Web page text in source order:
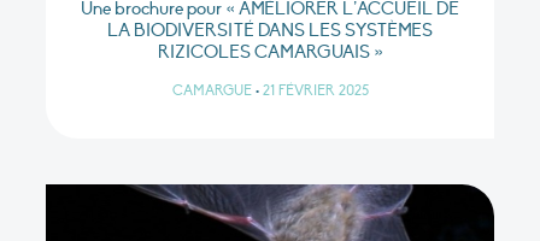
Une brochure pour « AMÉLIORER L’ACCUEIL DE
LA BIODIVERSITÉ DANS LES SYSTÈMES
RIZICOLES CAMARGUAIS »
CAMARGUE • 21 FÉVRIER 2025